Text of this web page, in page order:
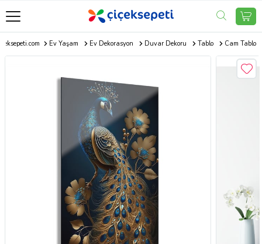
Ev Yaşam Ev Dekorasyon Duvar Dekoru Tablo Cam Tablo